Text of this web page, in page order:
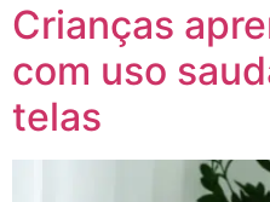
Crianças
com uso
telas